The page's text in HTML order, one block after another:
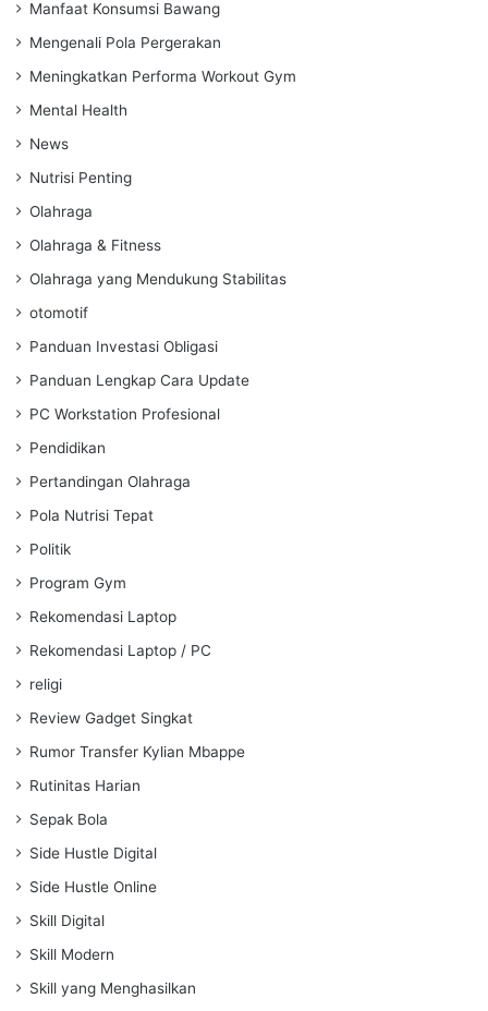
Manfaat Konsumsi Bawang
Mengenali Pola Pergerakan
Meningkatkan Performa Workout Gym
Mental Health
News
Nutrisi Penting
Olahraga
Olahraga & Fitness
Olahraga yang Mendukung Stabilitas
otomotif
Panduan Investasi Obligasi
Panduan Lengkap Cara Update
PC Workstation Profesional
Pendidikan
Pertandingan Olahraga
Pola Nutrisi Tepat
Politik
Program Gym
Rekomendasi Laptop
Rekomendasi Laptop / PC
religi
Review Gadget Singkat
Rumor Transfer Kylian Mbappe
Rutinitas Harian
Sepak Bola
Side Hustle Digital
Side Hustle Online
Skill Digital
Skill Modern
Skill yang Menghasilkan